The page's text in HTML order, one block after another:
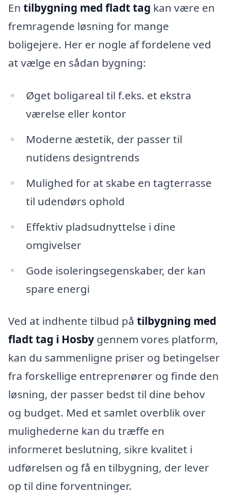
En tilbygning med fladt tag kan være en
fremragende løsning for mange
boligejere. Her er nogle af fordelene ved
at vælge en sådan bygning:
Øget boligareal til f.eks. et ekstra
værelse eller kontor
Moderne æstetik, der passer til
nutidens designtrends
Mulighed for at skabe en tagterrasse
til udendørs ophold
Effektiv pladsudnyttelse i dine
omgivelser
Gode isoleringsegenskaber, der kan
spare energi
Ved at indhente tilbud på tilbygning med
fladt tag i Hosby gennem vores platform,
kan du sammenligne priser og betingelser
fra forskellige entreprenører og finde den
løsning, der passer bedst til dine behov
og budget. Med et samlet overblik over
mulighederne kan du træffe en
informeret beslutning, sikre kvalitet i
udførelsen og få en tilbygning, der lever
op til dine forventninger.